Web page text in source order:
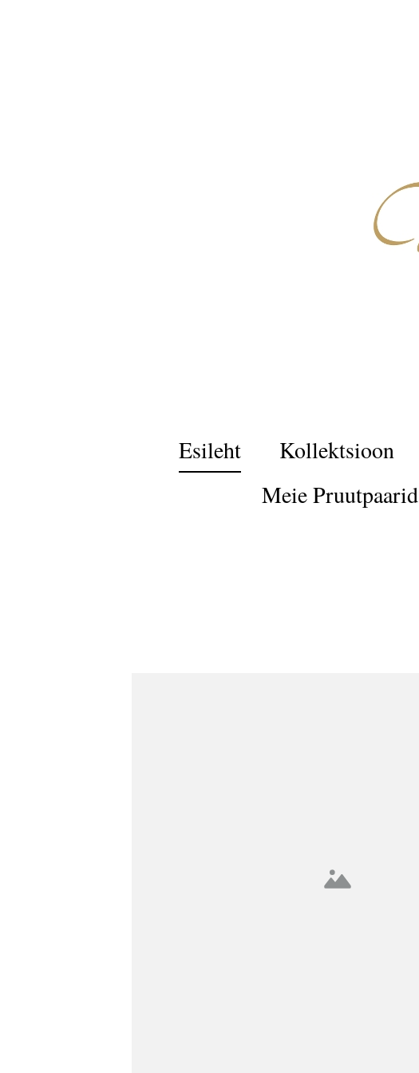
Esileht Kollektsioon
Meie Pruutpaarid